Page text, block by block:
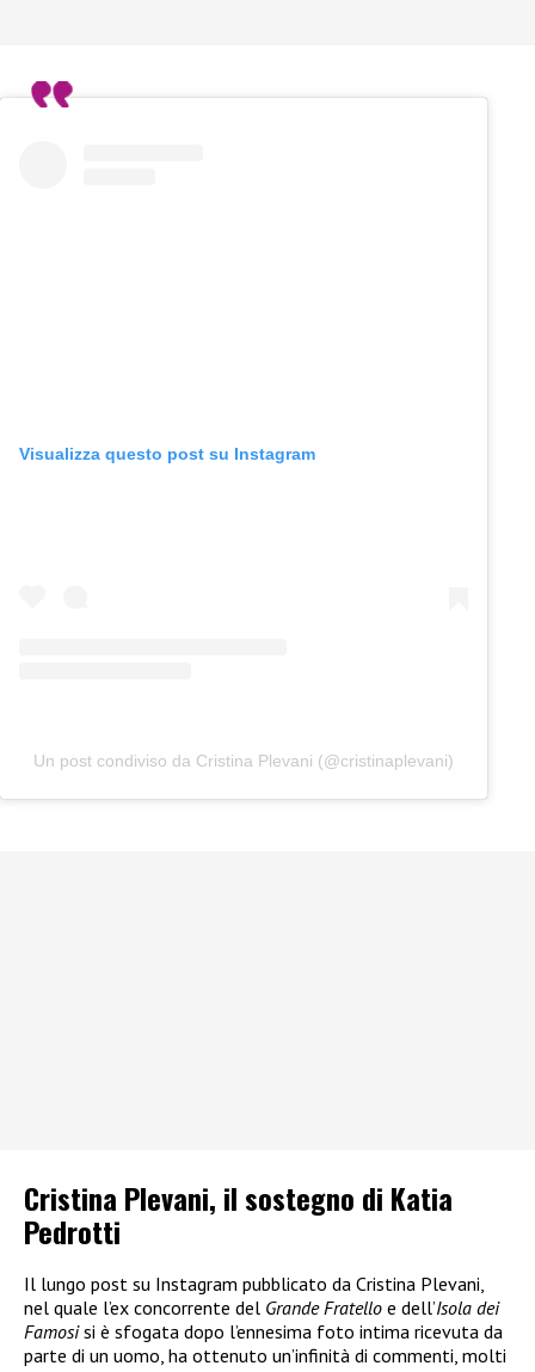
Visualizza questo post su Instagram
Un post condiviso da Cristina Plevani (@cristinaplevani)
Cristina Plevani, il sostegno di Katia
Pedrotti
Il lungo post su Instagram pubblicato da Cristina Plevani,
nel quale l’ex concorrente del Grande Fratello e dell’Isola dei
Famosisi è sfogata dopo l’ennesima foto intima ricevuta da
parte di un uomo, ha ottenuto un’infinità di commenti, molti